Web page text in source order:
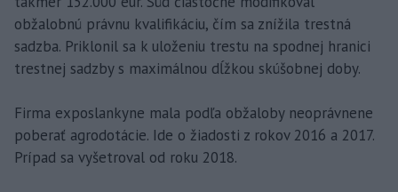
obžalobnú právnu kvalifikáciu, čím sa znížila trestná
sadzba. Priklonil sa k uloženiu trestu na spodnej hranici
trestnej sadzby s maximálnou dĺžkou skúšobnej doby.
Firma exposlankyne mala podľa obžaloby neoprávnene
poberať agrodotácie. Ide o žiadosti z rokov 2016 a 2017.
Prípad sa vyšetroval od roku 2018.